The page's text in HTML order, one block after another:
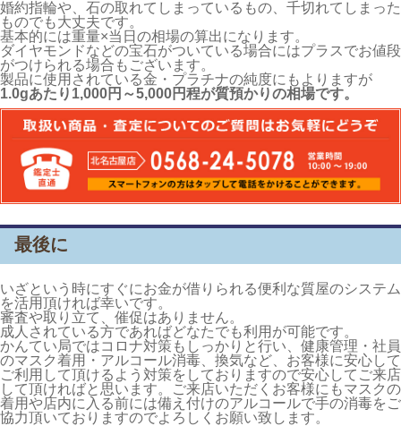
婚約指輪や、石の取れてしまっているもの、千切れてしまった
ものでも大丈夫です。
基本的には重量×当日の相場の算出になります。
ダイヤモンドなどの宝石がついている場合にはプラスでお値段
がつけられる場合もございます。
製品に使用されている金・プラチナの純度にもよりますが
1.0gあたり1,000円～5,000円程が質預かりの相場です。
最後に
いざという時にすぐにお金が借りられる便利な質屋のシステム
を活用頂ければ幸いです。
審査や取り立て、催促はありません。
成人されている方であればどなたでも利用が可能です。
かんてい局ではコロナ対策もしっかりと行い、健康管理・社員
のマスク着用・アルコール消毒、換気など、お客様に安心して
ご利用して頂けるよう対策をしておりますので安心してご来店
して頂ければと思います。ご来店いただくお客様にもマスクの
着用や店内に入る前には備え付けのアルコールで手の消毒をご
協力頂いておりますのでよろしくお願い致します。